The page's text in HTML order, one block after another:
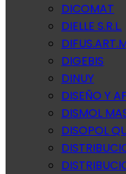
DICOMAT
DIELLE S.R.L.
DIGEBIS
DINUY
DISEÑO Y
DISMOL
DISOPOL